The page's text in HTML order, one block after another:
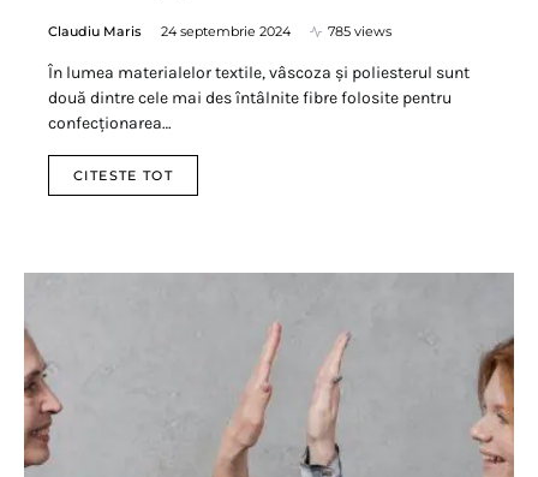
Claudiu Maris 24 septembrie 2024 785 views
În lumea materialelor textile, vâscoza și poliesterul sunt
două dintre cele mai des întâlnite fibre folosite pentru
confecționarea…
CITESTE TOT